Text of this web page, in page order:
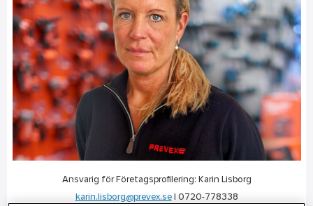
Ansvarig för Företagsprofilering: Karin Lisborg
karin.lisborg@prevex.se| 0720-778338